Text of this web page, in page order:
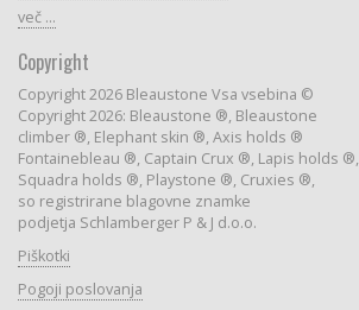
več ...
Copyright
Copyright 2026 Bleaustone Vsa vsebina ©
Copyright 2026: Bleaustone ®, Bleaustone
climber ®, Elephant skin ®, Axis holds ®
Fontainebleau ®, Captain Crux ®, Lapis holds ®,
Squadra holds ®, Playstone ®, Cruxies ®,
so registrirane blagovne znamke
podjetja Schlamberger P & J d.o.o.
Piškotki
Pogoji poslovanja